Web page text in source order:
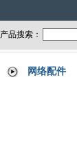
产品搜索：
网络配件